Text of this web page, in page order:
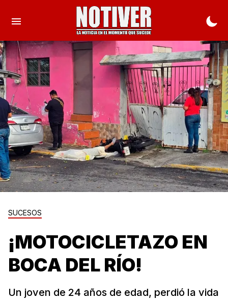
SUCESOS
¡MOTOCICLETAZO EN
BOCA DEL RÍO!
Un joven de 24 años de edad, perdió la vida